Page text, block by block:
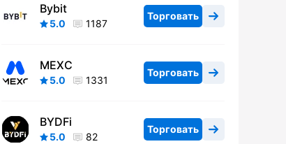
Bybit
5.0 1187
Торговать
MEXC
5.0 1331
Торговать
BYDFi
5.0 82
Торговать